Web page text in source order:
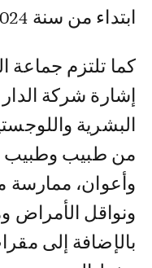
ابتداء من سنة 2024 وإلى غاية نهاية الانتداب.
كما تلتزم جماعة
إشارة شركة الدار
البشرية
من طبيب وطبيب
وأعوان، ممارسة
ونواقل الأمراض
بالإضافة إلى